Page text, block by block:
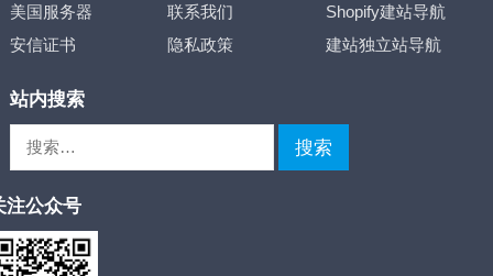
美国服务器
联系我们
Shopify建站导航
安信证书
隐私政策 建站独立站导航
站内搜索
注公众号